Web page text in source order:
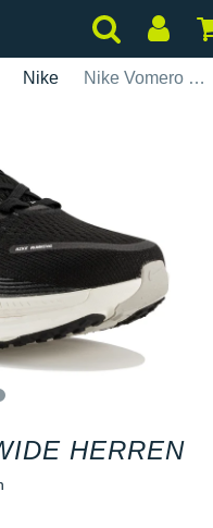
Nike Nike Vomero 18 Wide Herren
HERREN